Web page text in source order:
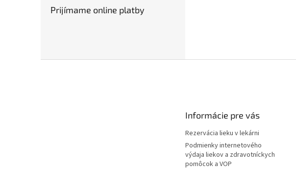
Prijímame online platby
Informácie pre vás
Rezervácia lieku v lekárni
Podmienky internetového
výdaja liekov a zdravotníckych
pomôcok a VOP